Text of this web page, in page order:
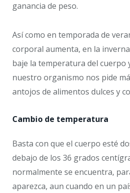
ganancia de peso.
Así como en temporada de
corporal aumenta, en la
baje la temperatura del cuerpo
nuestro organismo nos pide
antojos de alimentos dulces y
Cambio de temperatura
Basta con que el cuerpo esté
debajo de los 36 grados
normalmente se encuentra,
aparezca, aun cuando en un